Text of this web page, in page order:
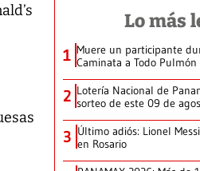
Lo más
1 Muere un participante
Caminata a Todo Pulmón
2 Lotería Nacional de
sorteo de este 09 de
3 Último adiós: Lionel
en Rosario